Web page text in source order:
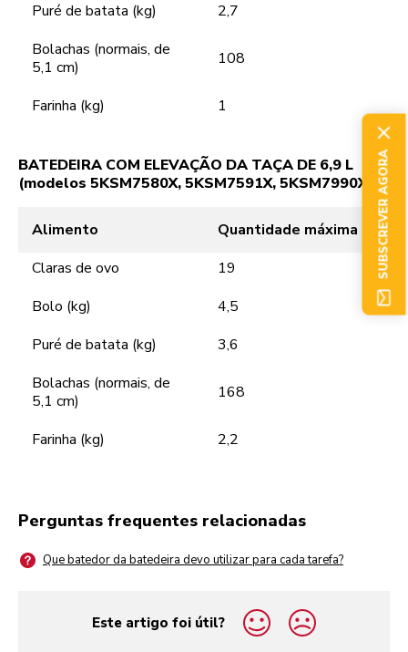
Puré de batata (kg)
2,7
Bolachas (normais, de
5,1 cm)
108
Farinha (kg) 1
BATEDEIRA COM ELEVAÇÃO DA TAÇA DE 6,9 L
(modelos 5KSM7580X, 5KSM7591X, 5KSM7990X)
Alimento
Quantidade máxima
Claras de ovo
19
Bolo (kg)
4,5
Puré de batata (kg)
3,6
Bolachas (normais, de
5,1 cm)
168
Farinha (kg) 2,2
Perguntas frequentes relacionadas
Que batedor da batedeira devo utilizar para cada tarefa?
Este artigo foi útil?
yes
no
SUBSCREVER AGORA